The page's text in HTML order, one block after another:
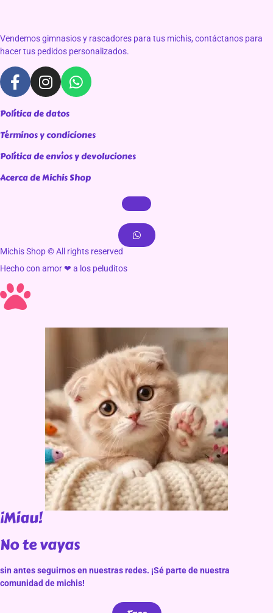
Vendemos gimnasios y rascadores para tus michis, contáctanos para
hacer tus pedidos personalizados.
Política de datos
Términos y condiciones
Política de envíos y devoluciones
Acerca de Michis Shop
Michis Shop © All rights reserved
Hecho con amor ❤ a los peluditos
¡Miau!
No te vayas
sin antes seguirnos en nuestras redes. ¡Sé parte de nuestra
comunidad de michis!